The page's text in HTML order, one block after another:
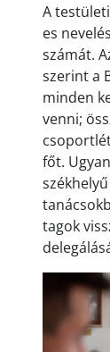
A
es
számát.
szerint a
minden
venni;
főt.
tagok